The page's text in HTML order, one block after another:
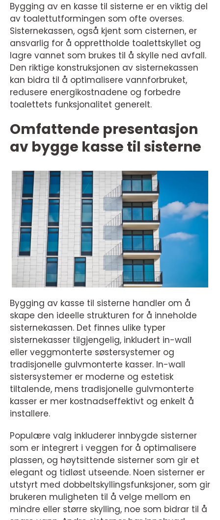
Bygging av en kasse til sisterne er en viktig del
av toalettutformingen som ofte overses.
Sisternekassen, også kjent som cisternen, er
ansvarlig for å opprettholde toalettskyllet og
lagre vannet som brukes til å skylle ned avfall.
Den riktige konstruksjonen av sisternekassen
kan bidra til å optimalisere vannforbruket,
redusere energikostnadene og forbedre
toalettets funksjonalitet generelt.
Omfattende presentasjon
av bygge kasse til sisterne
Bygging av kasse til sisterne handler om å
skape den ideelle strukturen for å inneholde
sisternekassen. Det finnes ulike typer
sisternekasser tilgjengelig, inkludert in-wall
eller veggmonterte søstersystemer og
tradisjonelle gulvmonterte kasser. In-wall
sistersystemer er moderne og estetisk
tiltalende, mens tradisjonelle gulvmonterte
kasser er mer kostnadseffektivt og enkelt å
installere.
Populære valg inkluderer innbygde sisterner
som er integrert i veggen for å optimalisere
plassen, og høytsittende sisterner som gir et
elegant og tidløst utseende. Noen sisterner er
utstyrt med dobbeltskyllingsfunksjoner, som gir
brukeren muligheten til å velge mellom en
mindre eller større skylling, noe som bidrar til å